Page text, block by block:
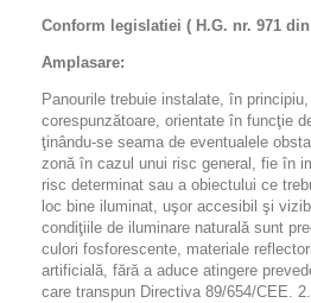
Conform legislatiei ( H.G. nr. 971 din
Amplasare:
Panourile trebuie instalate, în
corespunzătoare, orientate în funcţie
ţinându-se seama de eventualele
zonă în cazul unui risc general, fie în
risc determinat sau a obiectului ce
loc bine iluminat, uşor accesibil şi
condiţiile de iluminare naturală sunt
culori fosforescente, materiale
artificială, fără a aduce atingere
care transpun Directiva 89/654/CEE.